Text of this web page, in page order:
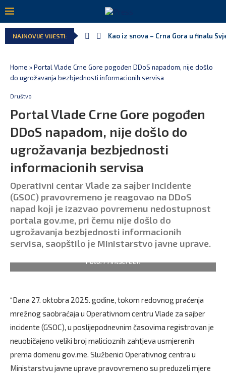
NAJNOVIJE VIJESTI:
Kao iz snova – Crna Gora u finalu
Home »Portal Vlade Crne Gore pogođen DDoS napadom, nije došlo
do ugrožavanja bezbjednosti informacionih servisa
Društvo
Portal Vlade Crne Gore pogođen
DDoS napadom, nije došlo do
ugrožavanja bezbjednosti
informacionih servisa
Operativni centar Vlade za sajber incidente
(GSOC) pravovremeno je reagovao na DDoS
napad koji je izazvao povremenu nedostupnost
portala gov.me, pri čemu nije došlo do
ugrožavanja bezbjednosti informacionih
servisa, saopštilo je Ministarstvo javne uprave.
Foto: Printscreen
“Dana 27. oktobra 2025. godine, tokom redovnog praćenja
mrežnog saobraćaja u Operativnom centru Vlade za sajber
incidente (GSOC), u poslijepodnevnim časovima registrovan je
neuobičajeno veliki broj malicioznih zahtjeva usmjerenih
prema domenu gov.me. Službenici Operativnog centra u
Ministarstvu javne uprave pravovremeno su preduzeli mjere